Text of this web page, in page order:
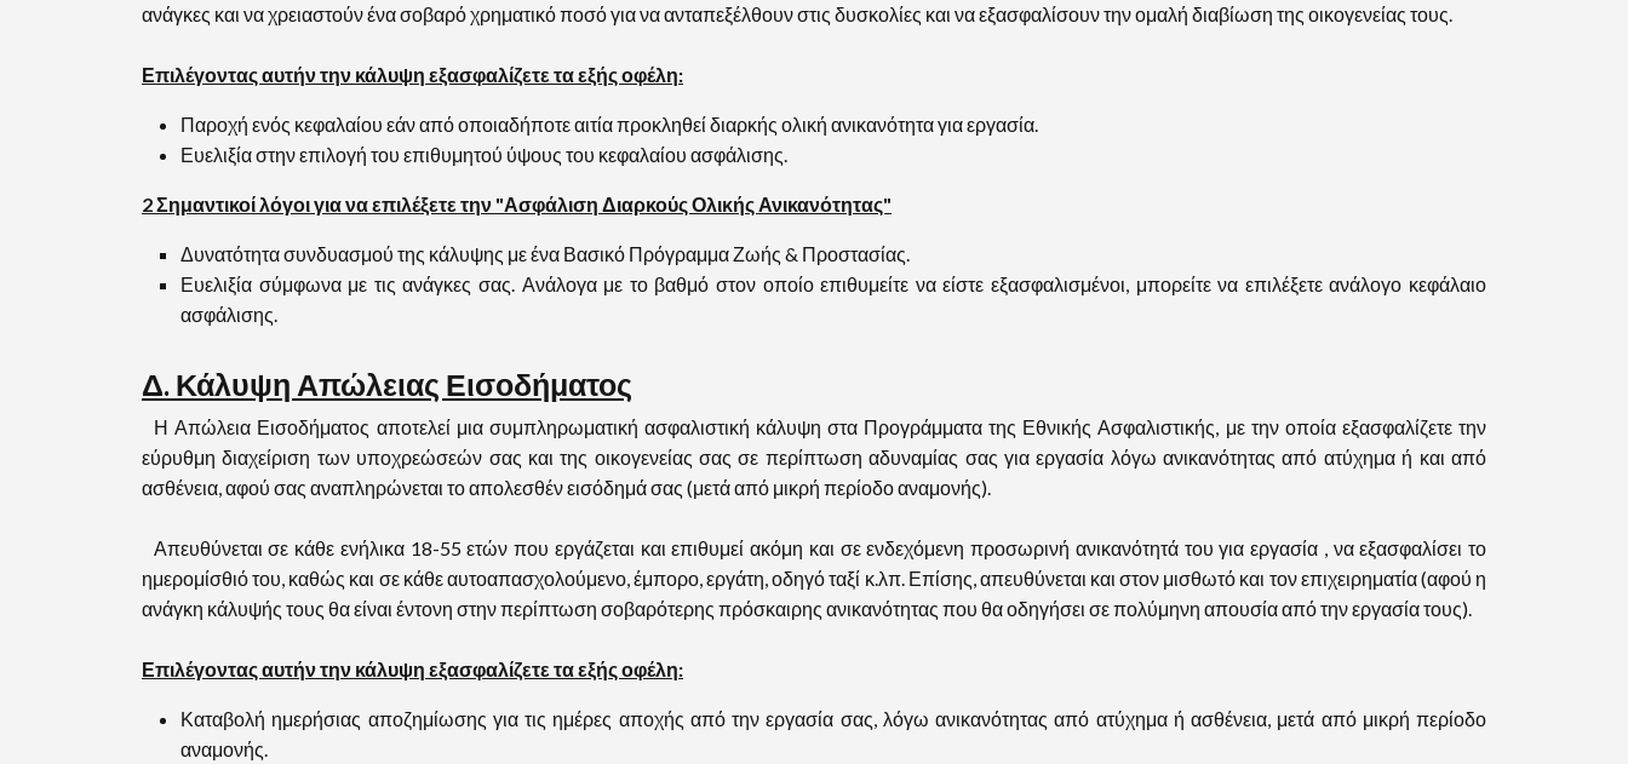
ανάγκες και να χρειαστούν ένα σοβαρό χρηματικό ποσό για να ανταπεξέλθουν στις δυσκολίες και να εξασφαλίσουν την ομαλή διαβίωση της οικογενείας τους.
Επιλέγοντας αυτήν την κάλυψη εξασφαλίζετε τα εξής οφέλη:
Παροχή ενός κεφαλαίου εάν από οποιαδήποτε αιτία προκληθεί διαρκής ολική ανικανότητα για εργασία.
Ευελιξία στην επιλογή του επιθυμητού ύψους του κεφαλαίου ασφάλισης.
2 Σημαντικοί λόγοι για να επιλέξετε την "Ασφάλιση Διαρκούς Ολικής Ανικανότητας"
Δυνατότητα συνδυασμού της κάλυψης με ένα Βασικό Πρόγραμμα Ζωής & Προστασίας.
Ευελιξία σύμφωνα με τις ανάγκες σας. Ανάλογα με το βαθμό στον οποίο επιθυμείτε να είστε εξασφαλισμένοι, μπορείτε να επιλέξετε ανάλογο κεφάλαιο
ασφάλισης.
Δ. Κάλυψη Απώλειας Εισοδήματος
Η Απώλεια Εισοδήματος αποτελεί μια συμπληρωματική ασφαλιστική κάλυψη στα Προγράμματα της Εθνικής Ασφαλιστικής, με την οποία εξασφαλίζετε την
εύρυθμη διαχείριση των υποχρεώσεών σας και της οικογενείας σας σε περίπτωση αδυναμίας σας για εργασία λόγω ανικανότητας από ατύχημα ή και από
ασθένεια, αφού σας αναπληρώνεται το απολεσθέν εισόδημά σας (μετά από μικρή περίοδο αναμονής).
Απευθύνεται σε κάθε ενήλικα 18-55 ετών που εργάζεται και επιθυμεί ακόμη και σε ενδεχόμενη προσωρινή ανικανότητά του για εργασία , να εξασφαλίσει το
ημερομίσθιό του, καθώς και σε κάθε αυτοαπασχολούμενο, έμπορο, εργάτη, οδηγό ταξί κ.λπ. Επίσης, απευθύνεται και στον μισθωτό και τον επιχειρηματία (αφού η
ανάγκη κάλυψής τους θα είναι έντονη στην περίπτωση σοβαρότερης πρόσκαιρης ανικανότητας που θα οδηγήσει σε πολύμηνη απουσία από την εργασία τους).
Επιλέγοντας αυτήν την κάλυψη εξασφαλίζετε τα εξής οφέλη:
Καταβολή ημερήσιας αποζημίωσης για τις ημέρες αποχής από την εργασία σας, λόγω ανικανότητας από ατύχημα ή ασθένεια, μετά από μικρή περίοδο
αναμονής.